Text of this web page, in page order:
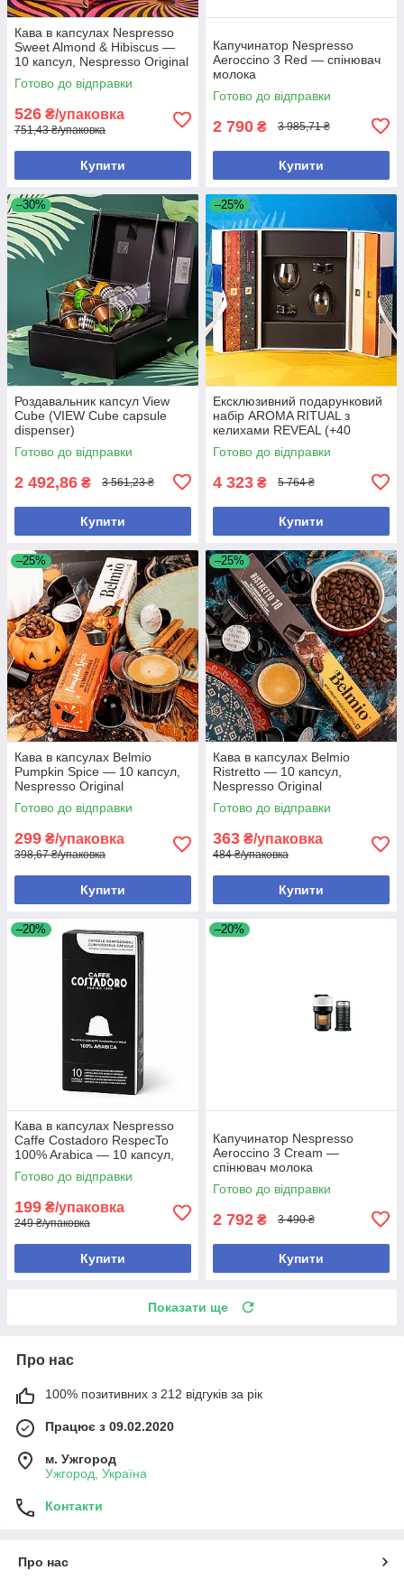
Кава в капсулах Nespresso
Sweet Almond & Hibiscus —
10 капсул, Nespresso Original
Готово до відправки
526 ₴/упаковка
751,43 ₴/упаковка
Купити
Капучинатор Nespresso
Aeroccino 3 Red — спінювач
молока
Готово до відправки
2 790 ₴ 3 985,71 ₴
Купити
–30%
Роздавальник капсул View
Cube (VIEW Cube capsule
dispenser)
Готово до відправки
2 492,86 ₴ 3 561,23 ₴
Купити
–25%
Ексклюзивний подарунковий
набір AROMA RITUAL з
келихами REVEAL (+40
капсул)
Готово до відправки
4 323 ₴ 5 764 ₴
Купити
–25%
Кава в капсулах Belmio
Pumpkin Spice — 10 капсул,
Nespresso Original
Готово до відправки
299 ₴/упаковка
398,67 ₴/упаковка
Купити
–25%
Кава в капсулах Belmio
Ristretto — 10 капсул,
Nespresso Original
Готово до відправки
363 ₴/упаковка
484 ₴/упаковка
Купити
–20%
Кава в капсулах Nespresso
Caffe Costadoro RespecTo
100% Arabica — 10 капсул,
Nespresso Original
Готово до відправки
199 ₴/упаковка
249 ₴/упаковка
Купити
–20%
Капучинатор Nespresso
Aeroccino 3 Cream —
спінювач молока
Готово до відправки
2 792 ₴ 3 490 ₴
Купити
Показати ще
Про нас
100% позитивних з 212 відгуків за рік
Працює з 09.02.2020
м. Ужгород
Ужгород, Україна
Контакти
Про нас